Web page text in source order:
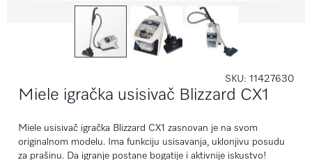
SKU 11427630
Miele igračka usisivač Blizzard CX1
Miele usisivač igračka Blizzard CX1 zasnovan je na svom
originalnom modelu. Ima funkciju usisavanja, uklonjivu posudu
za prašinu. Da igranje postane bogatije i aktivnije iskustvo!